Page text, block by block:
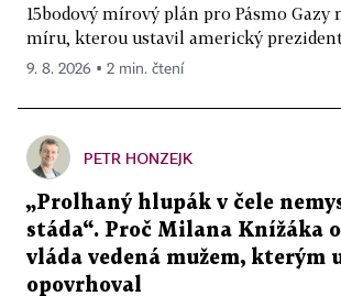
15bodový mírový plán pro Pásmo Gazy
míru, kterou ustavil americký
9. 8. 2026 ▪ 2 min. čtení
PETR HONZEJK
„Prolhaný hlupák v čele
stáda“. Proč Milana Knížáka
vláda vedená mužem, kterým
opovrhoval